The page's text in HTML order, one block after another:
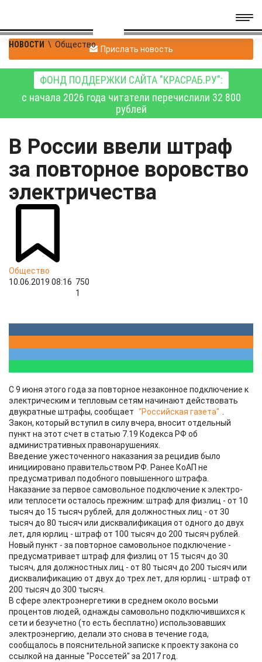
НОВОСТИ \ Общество Прислать новость
ФОНД ПОДДЕРЖКИ САЙТА "КРАСРАБ.РУ":
с начала 2026 года читатели перечислили 32 800
рублей
В России ввели штраф
за повторное воровство
электричества
Общество
10.06.2019 08:16 750
1
С 9 июня этого года за повторное незаконное подключение к
электрическим и тепловым сетям начинают действовать
двукратные штрафы, сообщает "Российская газета"
Закон, который вступил в силу вчера, вносит отдельный
пункт на этот счет в статью 7.19 Кодекса РФ об
административных правонарушениях.
Введение ужесточенного наказания за рецидив было
инициировано правительством РФ. Ранее КоАП не
предусматривал подобного повышенного штрафа.
Наказание за первое самовольное подключение к электро-
или теплосети осталось прежним: штраф для физлиц - от 10
тысяч до 15 тысяч рублей, для должностных лиц - от 30
тысяч до 80 тысяч или дисквалификация от одного до двух
лет, для юрлиц - штраф от 100 тысяч до 200 тысяч рублей.
Новый пункт - за повторное самовольное подключение -
предусматривает штраф для физлиц от 15 тысяч до 30
тысяч, для должностных лиц - от 80 тысяч до 200 тысяч или
дисквалификацию от двух до трех лет, для юрлиц - штраф от
200 тысяч до 300 тысяч.
В сфере электроэнергетики в среднем около восьми
процентов людей, однажды самовольно подключившихся к
сети и безучетно (то есть бесплатно) использовавших
электроэнергию, делали это снова в течение года,
сообщалось в пояснительной записке к проекту закона со
ссылкой на данные "Россетей" за 2017 год.